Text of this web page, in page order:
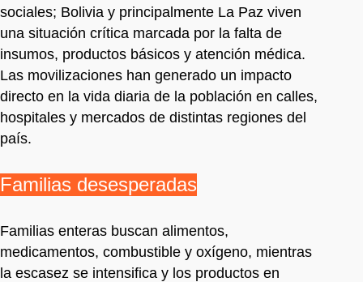
sociales; Bolivia y principalmente La Paz viven
una situación crítica marcada por la falta de
insumos, productos básicos y atención médica.
Las movilizaciones han generado un impacto
directo en la vida diaria de la población en calles,
hospitales y mercados de distintas regiones del
país.
Familias desesperadas
Familias enteras buscan alimentos,
medicamentos, combustible y oxígeno, mientras
la escasez se intensifica y los productos en